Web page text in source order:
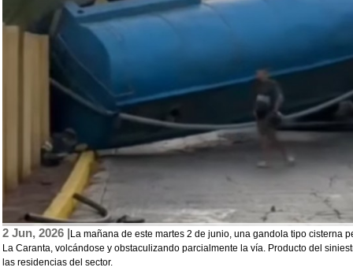
2 Jun, 2026 | La mañana de este martes 2 de junio, una gandola tipo cisterna
La Caranta, volcándose y obstaculizando parcialmente la vía. Producto del
las residencias del sector.